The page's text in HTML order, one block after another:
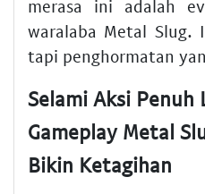
merasa ini adalah
waralaba Metal Slug.
tapi penghormatan
Selami Aksi Penuh
Gameplay Metal
Bikin Ketagihan